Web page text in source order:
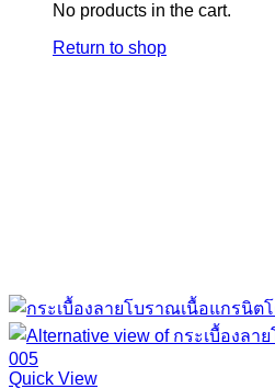
No products in the cart.
Return to shop
Quick View